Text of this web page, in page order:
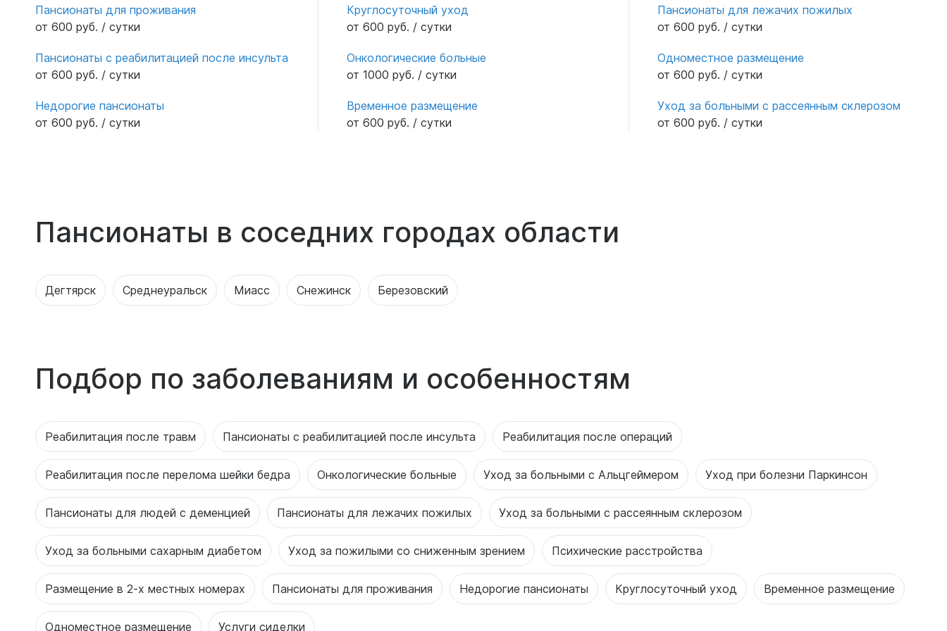
Пансионаты для проживания
от 600 руб. / сутки
Пансионаты с реабилитацией после инсульта
от 600 руб. / сутки
Недорогие пансионаты
от 600 руб. / сутки
Круглосуточный уход
от 600 руб. / сутки
Онкологические больные
от 1000 руб. / сутки
Временное размещение
от 600 руб. / сутки
Пансионаты для лежачих пожилых
от 600 руб. / сутки
Одноместное размещение
от 600 руб. / сутки
Уход за больными с рассеянным склерозом
от 600 руб. / сутки
Пансионаты в соседних городах области
Дегтярск Среднеуральск Миасс Снежинск Березовский
Подбор по заболеваниям и особенностям
Реабилитация после травм Пансионаты с реабилитацией после инсульта Реабилитация после операций
Реабилитация после перелома шейки бедра Онкологические больные Уход за больными с Альцгеймером Уход при болезни Паркинсон
Пансионаты для людей с деменцией Пансионаты для лежачих пожилых Уход за больными с рассеянным склерозом
Уход за больными сахарным диабетом Уход за пожилыми со сниженным зрением Психические расстройства
Размещение в 2-х местных номерах Пансионаты для проживания Недорогие пансионаты Круглосуточный уход Временное размещение
Одноместное размещение Услуги сиделки